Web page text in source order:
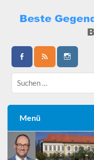
content
Bernhard
Menü